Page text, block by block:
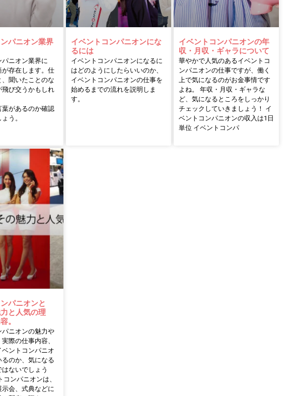
パニオン業界
パニオン業界に
が存在します。仕
聞いたことのな
飛び交うかもしれ
葉があるのか確認
う。
イベントコンパニオンにな
るには
イベントコンパニオンになるに
はどのようにしたらいいのか、
イベントコンパニオンの仕事を
始めるまでの流れを説明しま
す。
イベントコンパニオンの年
収・月収・ギャラについて
華やかで人気のあるイベントコ
ンパニオンの仕事ですが、働く
上で気になるのがお金事情です
よね。 年収・月収・ギャラな
ど、気になるところをしっかり
チェックしていきましょう！ イ
ベントコンパニオンの収入は1日
単位 イベントコンパ
パニオンと
と人気の理
。
パニオンの魅力や
際の仕事内容、
ベントコンパニオ
るのか、気になる
ないでしょう
コンパニオンは、
示会、式典などに